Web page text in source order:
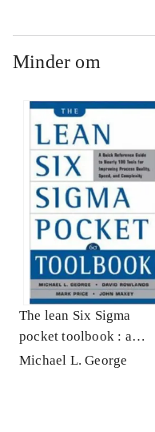
Minder om
The lean Six Sigma
pocket toolbook : a
quick reference guide to
Michael L. George